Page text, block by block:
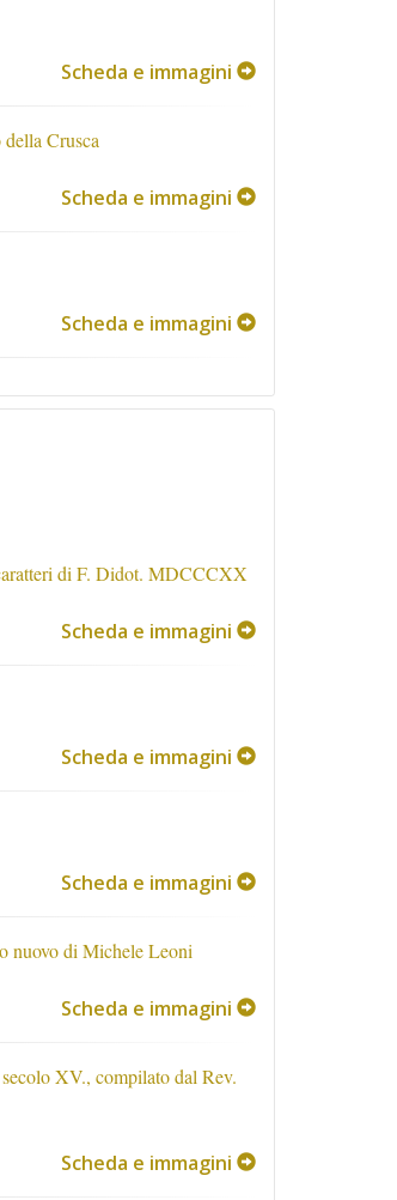
Scheda e immagini
Crusca
Scheda e immagini
Scheda e immagini
di F. Didot. MDCCCXX
Scheda e immagini
Scheda e immagini
Scheda e immagini
nuovo di Michele Leoni
Scheda e immagini
XV., compilato dal Rev.
Scheda e immagini